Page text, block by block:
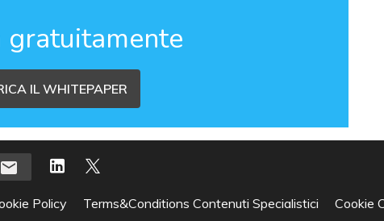
gratuitamente
IL WHITEPAPER
Policy Terms&Conditions Contenuti Specialistici Cookie